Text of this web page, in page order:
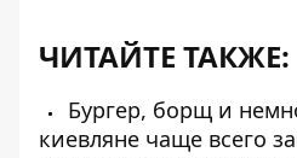
ЧИТАЙТЕ ТАКЖЕ:
Бургер, борщ и
киевляне чаще всего